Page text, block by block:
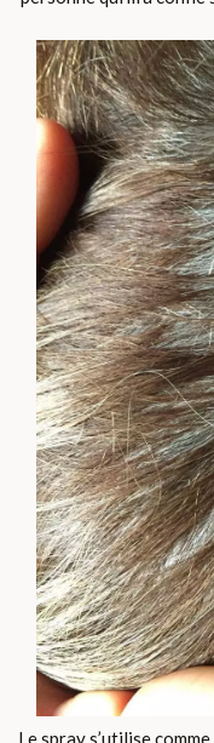
Le spray s’utilise